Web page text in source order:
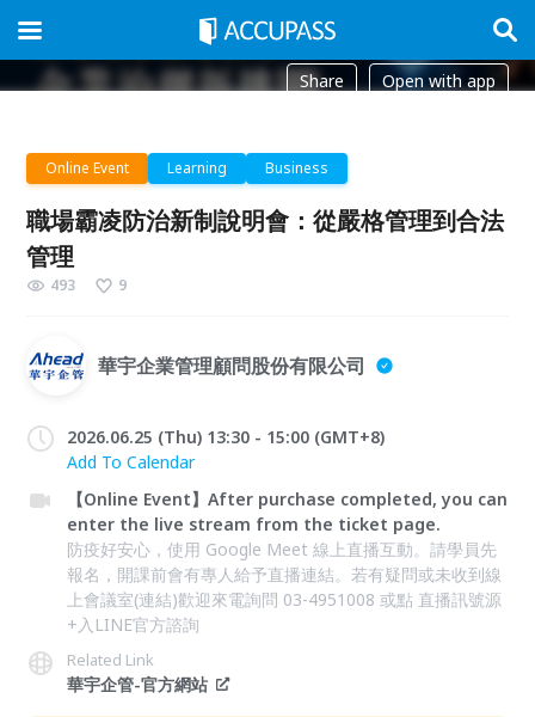
Share Open with app
Online Event Learning Business
職場霸凌防治新制說明會：從嚴格管理到合法
管理
493 9
華宇企業管理顧問股份有限公司
2026.06.25 (Thu) 13:30 - 15:00 (GMT+8)
Add To Calendar
【Online Event】After purchase completed, you can
enter the live stream from the ticket page.
防疫好安心，使用 Google Meet 線上直播互動。請學員先
報名，開課前會有專人給予直播連結。若有疑問或未收到線
上會議室(連結)歡迎來電詢問 03-4951008 或點 直播訊號源
+入LINE官方諮詢
Related Link
華宇企管-官方網站